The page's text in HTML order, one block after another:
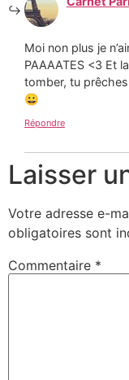
Moi non plus je
PAAAATES <3 Et
tomber, tu
😀
Répondre
Laisser
Votre adresse e-
obligatoires sont
Commentaire *